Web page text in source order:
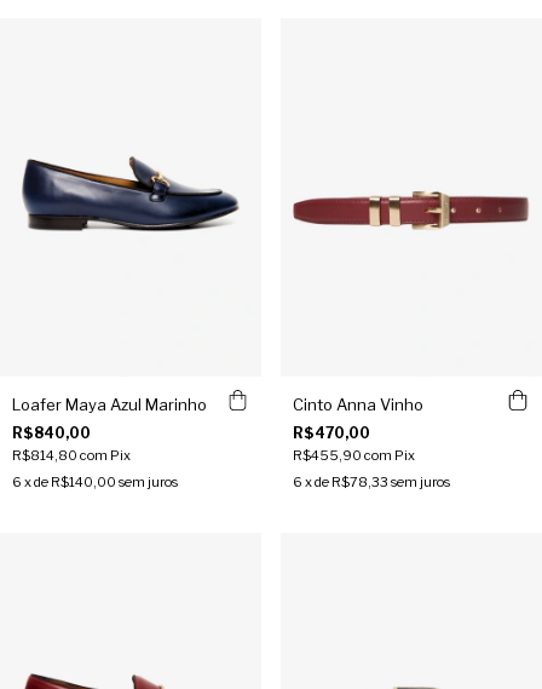
Loafer Maya Azul Marinho
R$840,00
R$814,80 com Pix
6 x de R$140,00 sem juros
Cinto Anna Vinho
R$470,00
R$455,90 com Pix
6 x de R$78,33 sem juros